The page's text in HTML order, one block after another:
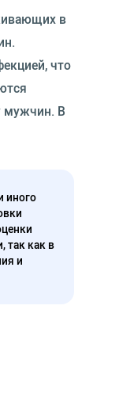
в
что
мужчин. В
иного
так как в
и